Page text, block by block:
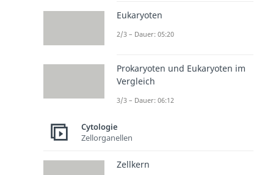
Eukaryoten
2/3 – Dauer: 05:20
Prokaryoten und Eukaryoten im
Vergleich
3/3 – Dauer: 06:12
Cytologie
Zellorganellen
Zellkern